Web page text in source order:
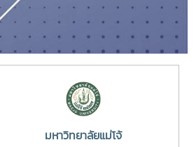
มหาวิทยาลัยแม่โจ้